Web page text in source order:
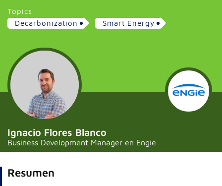
Topics
Decarbonization
Smart Energy
Ignacio Flores Blanco
Business Development Manager en Engie
Resumen